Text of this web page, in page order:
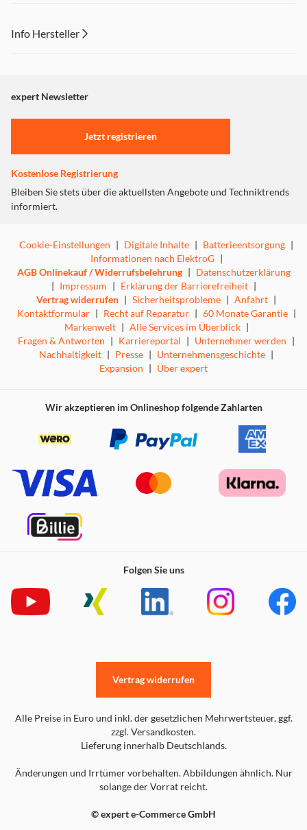
Info Hersteller
"Marketing".
Einstellungen anpassen
expert Newsletter
Jetzt registrieren
Kostenlose Registrierung
Bleiben Sie stets über die aktuellsten Angebote und Techniktrends
informiert.
Cookie-Einstellungen | Digitale Inhalte | Batterieentsorgung |
Informationen nach ElektroG |
AGB Onlinekauf / Widerrufsbelehrung | Datenschutzerklärung
| Impressum | Erklärung der Barrierefreiheit |
Vertrag widerrufen | Sicherheitsprobleme | Anfahrt |
Kontaktformular | Recht auf Reparatur | 60 Monate Garantie |
Markenwelt | Alle Services im Überblick |
Fragen & Antworten | Karriereportal | Unternehmer werden |
Nachhaltigkeit | Presse | Unternehmensgeschichte |
Expansion | Über expert
Wir akzeptieren im Onlineshop folgende Zahlarten
Folgen Sie uns
Alle Preise in Euro und inkl. der gesetzlichen Mehrwertsteuer. ggf.
zzgl. Versandkosten.
Lieferung innerhalb Deutschlands.
Änderungen und Irrtümer vorbehalten. Abbildungen ähnlich. Nur
solange der Vorrat reicht.
© expert e-Commerce GmbH
Vertrag widerrufen